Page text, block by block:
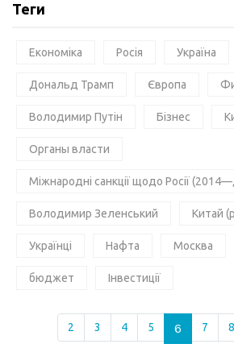
Теги
Економіка Росія Україна
Дональд Трамп Європа
Володимир Путін Бізнес
Органы власти
Міжнародні санкції щодо Росії
Володимир Зеленський Китай
Українці Нафта Москва
бюджет Інвестиції
2 3 4 5 6 7 8